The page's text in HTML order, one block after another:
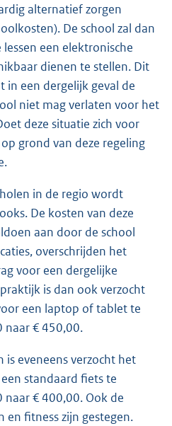
alternatief zorgen
De school zal dan
een elektronische
dienen te stellen. Dit
in een dergelijk geval de
niet mag verlaten voor het
deze situatie zich voor
grond van deze regeling
in de regio wordt
De kosten van deze
aan door de school
overschrijden het
voor een dergelijke
is dan ook verzocht
een laptop of tablet te
naar € 450,00.
is eveneens verzocht het
standaard fiets te
€ 400,00. Ook de
en fitness zijn gestegen.